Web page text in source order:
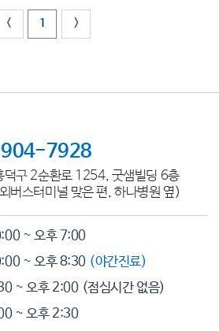
< 1 >
7928
덕구 2순환로 1254, 굿샘빌딩 6층
버스터미널 맞은 편, 하나병원 옆)
~ 오후 7:00
~ 오후 8:30 (야간진료)
~ 오후 2:00 (점심시간 없음)
~ 오후 2:30